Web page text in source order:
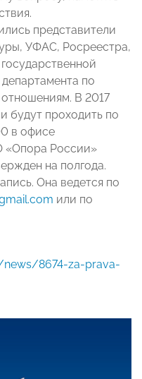
представители
УФАС, Росреестра,
по
В 2017
будут проходить по
в офисе
«Опора России»
на полгода.
Она ведется по
или по
8674-za-prava-